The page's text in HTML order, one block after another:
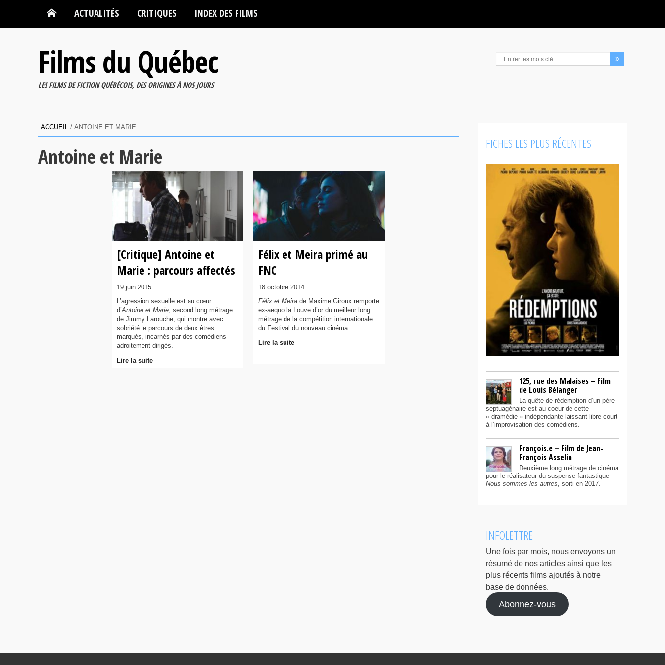
ACTUALITÉS CRITIQUES INDEX DES FILMS
Films du Québec
LES FILMS DE FICTION QUÉBÉCOIS, DES ORIGINES À NOS JOURS
ACCUEIL / ANTOINE ET MARIE
Antoine et Marie
[Critique] Antoine et
Marie : parcours affectés
19 juin 2015
L’agression sexuelle est au cœur
d’Antoine et Marie, second long métrage
de Jimmy Larouche, qui montre avec
sobriété le parcours de deux êtres
marqués, incarnés par des comédiens
adroitement dirigés.
Lire la suite
Félix et Meira primé au
FNC
18 octobre 2014
Félix et Meira de Maxime Giroux remporte
ex-aequo la Louve d’or du meilleur long
métrage de la compétition internationale
du Festival du nouveau cinéma.
Lire la suite
FICHES LES PLUS RÉCENTES
125, rue des Malaises – Film
de Louis Bélanger
La quête de rédemption d’un père
septuagénaire est au coeur de cette
« dramédie » indépendante laissant libre court
à l’improvisation des comédiens.
François.e – Film de Jean-
François Asselin
Deuxième long métrage de cinéma
pour le réalisateur du suspense fantastique
Nous sommes les autres, sorti en 2017.
INFOLETTRE
Une fois par mois, nous envoyons un
résumé de nos articles ainsi que les
plus récents films ajoutés à notre
base de données.
Abonnez-vous